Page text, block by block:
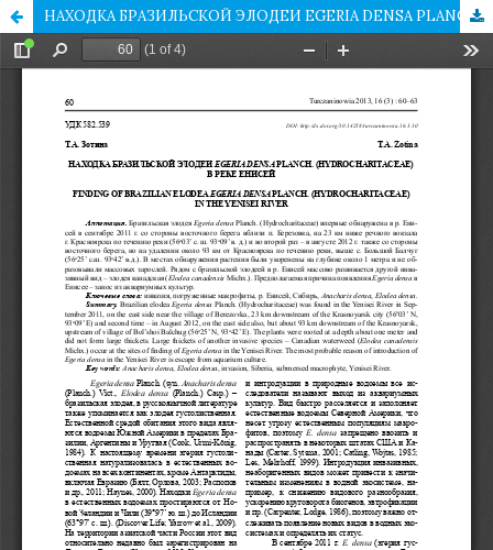
НАХОДКА БРАЗИЛЬСКОЙ ЭЛОДЕИ EGERIA DENSA PLANCH. (HYDROCHARITACEAE) В РЕКЕ ЕНИСЕЙ